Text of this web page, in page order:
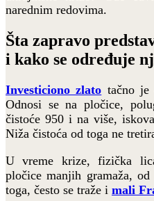
narednim redovima.
Šta zapravo
i kako se određuje
Investiciono zlato tačno je
Odnosi se na pločice,
čistoće 950 i na više,
Niža čistoća od toga ne
U vreme krize, fizička
pločice manjih gramaža,
toga, često se traže i mali